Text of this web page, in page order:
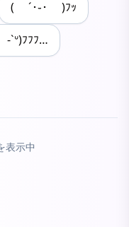
( ´･֊･ )ﾌｯ
`ᐡ)ﾌﾌﾌ…
表示中